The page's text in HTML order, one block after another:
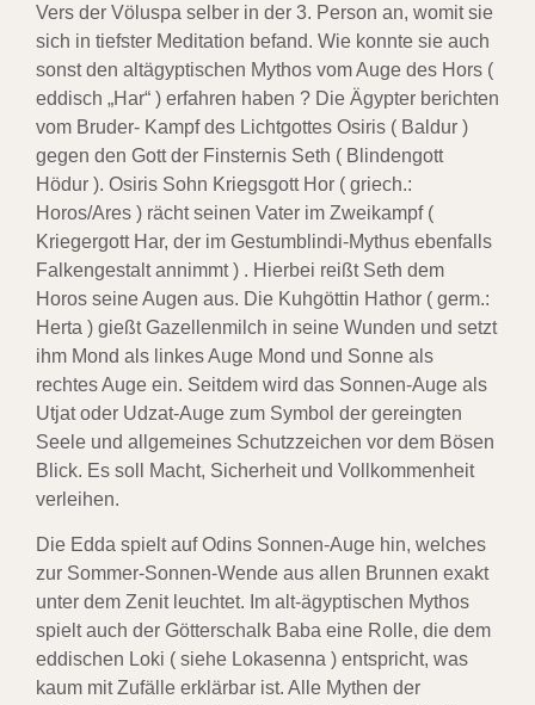
Vers der Völuspa selber in der 3. Person an, womit sie
sich in tiefster Meditation befand. Wie konnte sie auch
sonst den altägyptischen Mythos vom Auge des Hors (
eddisch „Har“ ) erfahren haben ? Die Ägypter berichten
vom Bruder- Kampf des Lichtgottes Osiris ( Baldur )
gegen den Gott der Finsternis Seth ( Blindengott
Hödur ). Osiris Sohn Kriegsgott Hor ( griech.:
Horos/Ares ) rächt seinen Vater im Zweikampf (
Kriegergott Har, der im Gestumblindi-Mythus ebenfalls
Falkengestalt annimmt ) . Hierbei reißt Seth dem
Horos seine Augen aus. Die Kuhgöttin Hathor ( germ.:
Herta ) gießt Gazellenmilch in seine Wunden und setzt
ihm Mond als linkes Auge Mond und Sonne als
rechtes Auge ein. Seitdem wird das Sonnen-Auge als
Utjat oder Udzat-Auge zum Symbol der gereingten
Seele und allgemeines Schutzzeichen vor dem Bösen
Blick. Es soll Macht, Sicherheit und Vollkommenheit
verleihen.
Die Edda spielt auf Odins Sonnen-Auge hin, welches
zur Sommer-Sonnen-Wende aus allen Brunnen exakt
unter dem Zenit leuchtet. Im alt-ägyptischen Mythos
spielt auch der Götterschalk Baba eine Rolle, die dem
eddischen Loki ( siehe Lokasenna ) entspricht, was
kaum mit Zufälle erklärbar ist. Alle Mythen der